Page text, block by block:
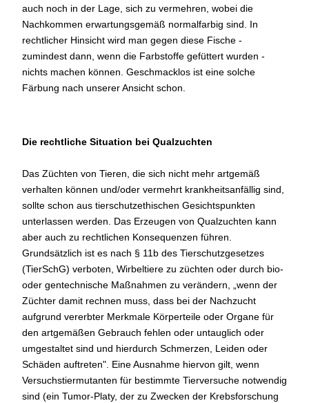
auch noch in der Lage, sich zu vermehren, wobei die
Nachkommen erwartungsgemäß normalfarbig sind. In
rechtlicher Hinsicht wird man gegen diese Fische -
zumindest dann, wenn die Farbstoffe gefüttert wurden -
nichts machen können. Geschmacklos ist eine solche
Färbung nach unserer Ansicht schon.
Die rechtliche Situation bei Qualzuchten
Das Züchten von Tieren, die sich nicht mehr artgemäß
verhalten können und/oder vermehrt krankheitsanfällig sind,
sollte schon aus tierschutzethischen Gesichtspunkten
unterlassen werden. Das Erzeugen von Qualzuchten kann
aber auch zu rechtlichen Konsequenzen führen.
Grundsätzlich ist es nach § 11b des Tierschutzgesetzes
(TierSchG) verboten, Wirbeltiere zu züchten oder durch bio-
oder gentechnische Maßnahmen zu verändern, „wenn der
Züchter damit rechnen muss, dass bei der Nachzucht
aufgrund vererbter Merkmale Körperteile oder Organe für
den artgemäßen Gebrauch fehlen oder untauglich oder
umgestaltet sind und hierdurch Schmerzen, Leiden oder
Schäden auftreten". Eine Ausnahme hiervon gilt, wenn
Versuchstiermutanten für bestimmte Tierversuche notwendig
sind (ein Tumor-Platy, der zu Zwecken der Krebsforschung